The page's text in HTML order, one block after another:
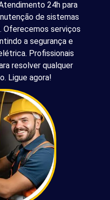
24h para
de sistemas
Oferecemos serviços
a segurança e
Profissionais
resolver qualquer
Ligue agora!